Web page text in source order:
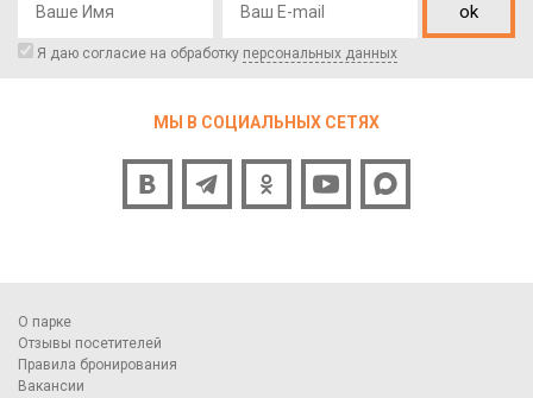
ok
Я даю согласие на обработку персональных данных
МЫ В СОЦИАЛЬНЫХ СЕТЯХ
О парке
Отзывы посетителей
Правила бронирования
Вакансии